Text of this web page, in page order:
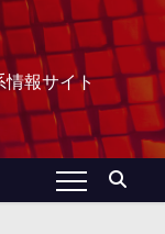
情報サイト